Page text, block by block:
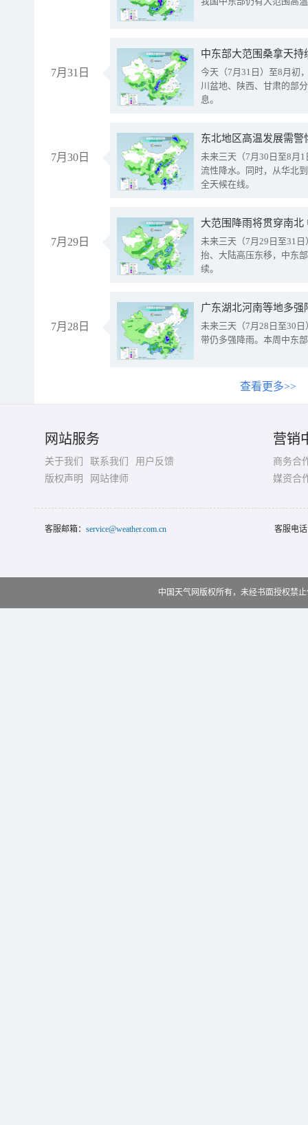
7月31日
中东部大范围桑拿天
今天（7月31日）至8月初
川盆地、陕西、甘肃的部
息。
7月30日
东北地区高温发展需
未来三天（7月30日至8月
流性降水。同时，从华北
全天候在线。
7月29日
大范围降雨将贯穿南
未来三天（7月29日至31
抬、大陆高压东移，中东
续。
7月28日
广东湖北河南等地多
未来三天（7月28日至30
带仍多强降雨。本周中东
查看更多>>
网站服务
关于我们 联系我们
用户反馈
版权声明
网站律师
营销
商务合
媒资合
客服邮箱： service@weather.com.cn 客服电
中国天气网版权所有，未经书面授权